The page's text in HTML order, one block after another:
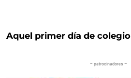
Aquel primer día de colegio
– patrocinadores –